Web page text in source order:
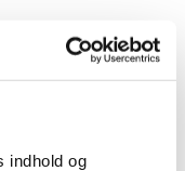
indhold og